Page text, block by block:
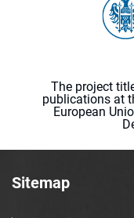
The project
publications at
European
Sitemap